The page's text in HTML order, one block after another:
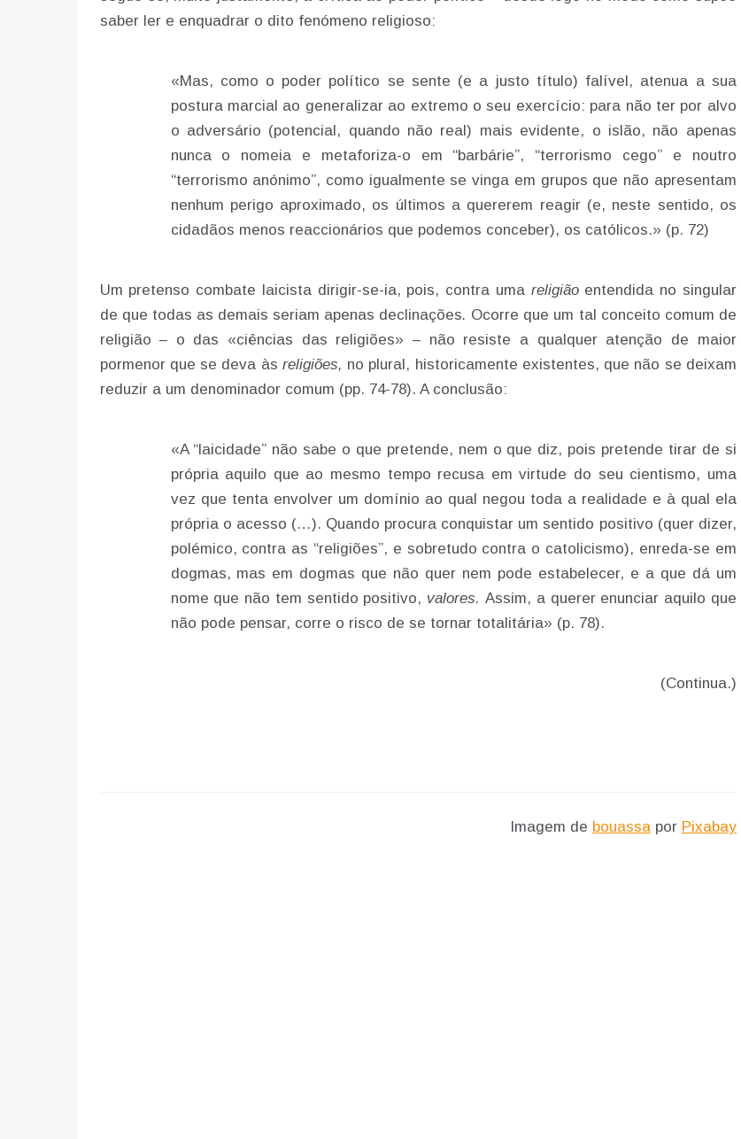
saber ler e enquadrar o dito fenómeno religioso:
«Mas, como o poder político se sente (e a justo título) falível, atenua a sua
postura marcial ao generalizar ao extremo o seu exercício: para não ter por alvo
o adversário (potencial, quando não real) mais evidente, o islão, não apenas
nunca o nomeia e metaforiza-o em “barbárie”, “terrorismo cego” e noutro
“terrorismo anónimo”, como igualmente se vinga em grupos que não apresentam
nenhum perigo aproximado, os últimos a quererem reagir (e, neste sentido, os
cidadãos menos reaccionários que podemos conceber), os católicos.» (p. 72)
Um pretenso combate laicista dirigir-se-ia, pois, contra uma religião entendida no singular
de que todas as demais seriam apenas declinações. Ocorre que um tal conceito comum de
religião – o das «ciências das religiões» – não resiste a qualquer atenção de maior
pormenor que se deva às religiões, no plural, historicamente existentes, que não se deixam
reduzir a um denominador comum (pp. 74-78). A conclusão:
«A “laicidade” não sabe o que pretende, nem o que diz, pois pretende tirar de si
própria aquilo que ao mesmo tempo recusa em virtude do seu cientismo, uma
vez que tenta envolver um domínio ao qual negou toda a realidade e à qual ela
própria o acesso (…). Quando procura conquistar um sentido positivo (quer dizer,
polémico, contra as “religiões”, e sobretudo contra o catolicismo), enreda-se em
dogmas, mas em dogmas que não quer nem pode estabelecer, e a que dá um
nome que não tem sentido positivo, valores. Assim, a querer enunciar aquilo que
não pode pensar, corre o risco de se tornar totalitária» (p. 78).
(Continua.)
Imagem de bouassapor Pixabay